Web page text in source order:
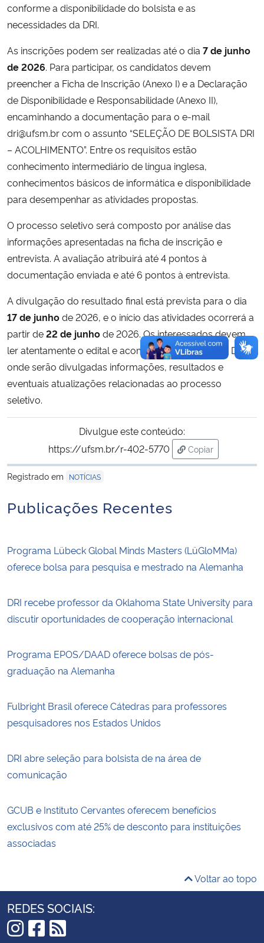
conforme a disponibilidade do bolsista e as
necessidades da DRI.
As inscrições podem ser realizadas até o dia 7 de junho
de 2026. Para participar, os candidatos devem
preencher a Ficha de Inscrição (Anexo I) e a Declaração
de Disponibilidade e Responsabilidade (Anexo II),
encaminhando a documentação para o e-mail
dri@ufsm.br com o assunto “SELEÇÃO DE BOLSISTA DRI
– ACOLHIMENTO”. Entre os requisitos estão
conhecimento intermediário de língua inglesa,
conhecimentos básicos de informática e disponibilidade
para desempenhar as atividades propostas.
O processo seletivo será composto por análise das
informações apresentadas na ficha de inscrição e
entrevista. A avaliação atribuirá até 4 pontos à
documentação enviada e até 6 pontos à entrevista.
A divulgação do resultado final está prevista para o dia
17 de junhode 2026, e o início das atividades ocorrerá a
partir de22 de junhode 2026. Os interessados devem
ler atentamente o edital e acompanhar a página da DRI,
onde serão divulgadas informações, resultados e
eventuais atualizações relacionadas ao processo
seletivo.
Divulgue este conteúdo:
https://ufsm.br/r-402-5770
Copiar
para área de
Registrado em
NOTÍCIAS
Publicações Recentes
Programa Lübeck Global Minds Masters (LüGloMMa)
oferece bolsa para pesquisa e mestrado na Alemanha
DRI recebe professor da Oklahoma State University para
discutir oportunidades de cooperação internacional
Programa EPOS/DAAD oferece bolsas de pós-
graduação na Alemanha
Fulbright Brasil oferece Cátedras para professores
pesquisadores nos Estados Unidos
DRI abre seleção para bolsista de na área de
comunicação
GCUB e Instituto Cervantes oferecem benefícios
exclusivos com até 25% de desconto para instituições
associadas
Voltar ao topo
REDES SOCIAIS: